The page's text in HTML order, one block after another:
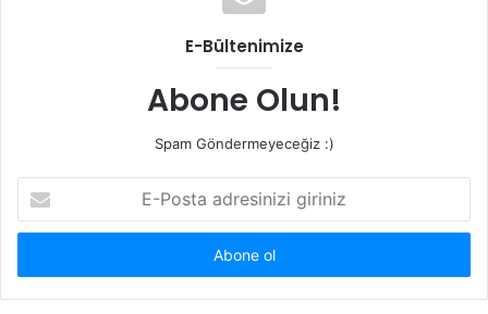
E-Bültenimize
Abone Olun!
Spam Göndermeyeceğiz :)
Posta
adresinizi